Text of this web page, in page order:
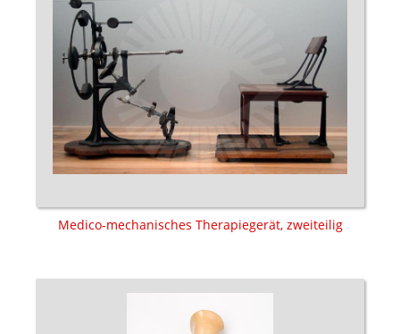
Medico-mechanisches Therapiegerät, zweiteilig